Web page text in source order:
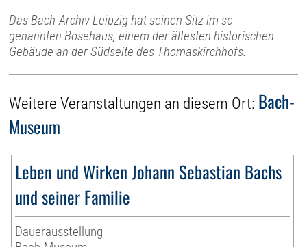
Das Bach-Archiv Leipzig hat seinen Sitz im so
genannten Bosehaus, einem der ältesten historischen
Gebäude an der Südseite des Thomaskirchhofs.
Weitere Veranstaltungen an diesem Ort: Bach-
Museum
Leben und Wirken Johann Sebastian Bachs
und seiner Familie
Dauerausstellung